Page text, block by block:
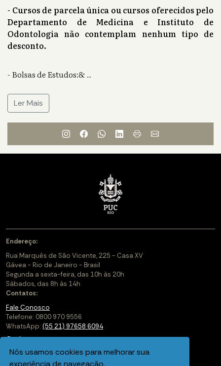
Nós usamos cookies para melhorar sua
experiência de navegação.
- Cursos de parcela única ou cursos oferecidos pelo
Departamento de Medicina e Instituto de
Odontologia não contemplam nenhum tipo de
desconto.
- Bolsas de Estudos:&...
Ler Mais
Endereço:
Rua Marquês de São Vicente, 225 - Casa XV
Gávea - Rio de Janeiro - Brasil
Segunda a sexta-feira, das 10h às 20h
Sábados, das 8h às 14h
Contatos:
Fale Conosco
Telefone: 0800 970 9556
WhatsApp: (55 21) 97658 6094
Cadastre-se
Soluções Corporativas